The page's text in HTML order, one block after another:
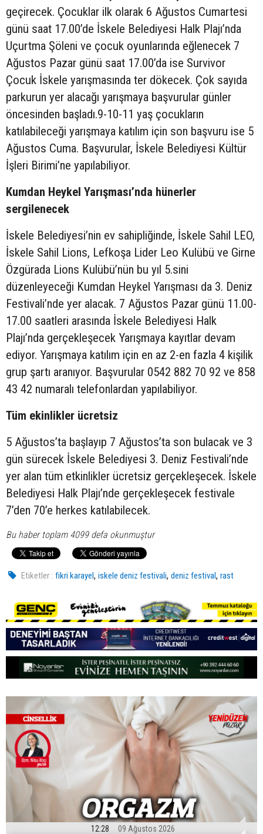
geçirecek. Çocuklar ilk olarak 6 Ağustos Cumartesi
günü saat 17.00’de İskele Belediyesi Halk Plajı’nda
Uçurtma Şöleni ve çocuk oyunlarında eğlenecek 7
Ağustos Pazar günü saat 17.00’da ise Survivor
Çocuk İskele yarışmasında ter dökecek. Çok sayıda
parkurun yer alacağı yarışmaya başvurular günler
öncesinden başladı.9-10-11 yaş çocukların
katılabileceği yarışmaya katılım için son başvuru ise 5
Ağustos Cuma. Başvurular, İskele Belediyesi Kültür
İşleri Birimi’ne yapılabiliyor.
Kumdan Heykel Yarışması’nda hünerler
sergilenecek
İskele Belediyesi’nin ev sahipliğinde, İskele Sahil LEO,
İskele Sahil Lions, Lefkoşa Lider Leo Kulübü ve Girne
Özgürada Lions Kulübü’nün bu yıl 5.sini
düzenleyeceği Kumdan Heykel Yarışması da 3. Deniz
Festivali’nde yer alacak. 7 Ağustos Pazar günü 11.00-
17.00 saatleri arasında İskele Belediyesi Halk
Plajı’nda gerçekleşecek Yarışmaya kayıtlar devam
ediyor. Yarışmaya katılım için en az 2-en fazla 4 kişilik
grup şartı aranıyor. Başvurular 0542 882 70 92 ve 858
43 42 numaralı telefonlardan yapılabiliyor.
Tüm ekinlikler ücretsiz
5 Ağustos’ta başlayıp 7 Ağustos’ta son bulacak ve 3
gün sürecek İskele Belediyesi 3. Deniz Festivali’nde
yer alan tüm etkinlikler ücretsiz gerçekleşecek. İskele
Belediyesi Halk Plajı’nde gerçekleşecek festivale
7’den 70’e herkes katılabilecek.
Bu haber toplam 4099 defa okunmuştur
Etiketler : fikri karayel,iskele deniz festivali,deniz festival,rast
12:28 09 Ağustos 2026